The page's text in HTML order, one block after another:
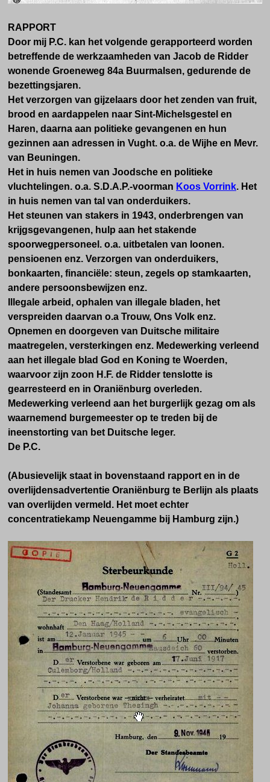
RAPPORT
Door mij P.C. kan het volgende gerapporteerd worden
betreffende de werkzaamheden van Jacob de Ridder
wonende Groeneweg 84a Buurmalsen, gedurende de
bezettingsjaren.
Het verzorgen van gijzelaars door het zenden van fruit,
brood en aardappelen naar Sint-Michelsgestel en
Haren, daarna aan politieke gevangenen en hun
gezinnen aan adressen in Vught. o.a. de Wijhe en Mevr.
van Beuningen.
Het in huis nemen van Joodsche en politieke
vluchtelingen. o.a. S.D.A.P.-voorman Koos Vorrink. Het
in huis nemen van tal van onderduikers.
Het steunen van stakers in 1943, onderbrengen van
krijgsgevangenen, hulp aan het stakende
spoorwegpersoneel. o.a. uitbetalen van loonen.
pensioenen enz. Verzorgen van onderduikers,
bonkaarten, financiële: steun, zegels op stamkaarten,
andere persoonsbewijzen enz.
Illegale arbeid, ophalen van illegale bladen, het
verspreiden daarvan o.a Trouw, Ons Volk enz.
Opnemen en doorgeven van Duitsche militaire
maatregelen, versterkingen enz. Medewerking verleend
aan het illegale blad God en Koning te Woerden,
waarvoor zijn zoon H.F. de Ridder tenslotte is
gearresteerd en in Oraniënburg overleden.
Medewerking verleend aan het burgerlijk gezag om als
waarnemend burgemeester op te treden bij de
ineenstorting van bet Duitsche leger.
De P.C.
(Abusievelijk staat in bovenstaand rapport en in de
overlijdensadvertentie Oraniënburg te Berlijn als plaats
van overlijden vermeld. Het moet echter
concentratiekamp Neuengamme bij Hamburg zijn.)